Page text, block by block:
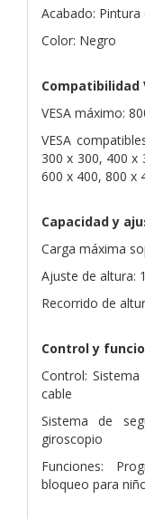
Acabado:
Color: Negro
Compatibilidad
VESA máximo:
VESA
300 x 300, 400 x
600 x 400, 800 x
Capacidad y
Carga máxima
Ajuste de altura:
Recorrido de
Control y
Control:
cable
Sistema de
giroscopio
Funciones:
bloqueo para